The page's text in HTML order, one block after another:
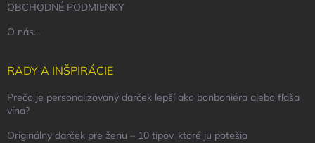
OBCHODNÉ PODMIENKY
O nás...
RADY A INŠPIRÁCIE
Prečo je personalizovaný darček lepší ako bonboniéra alebo fľaša
vína?
Originálny darček pre ženu – 10 tipov, ktoré ju potešia